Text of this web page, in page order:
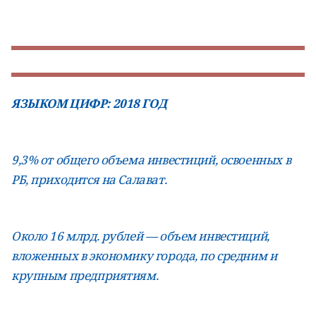
ЯЗЫКОМ ЦИФР: 2018 ГОД
9,3% от общего объема инвестиций, освоенных в
РБ, приходится на Салават.
Около 16 млрд. рублей — объем инвестиций,
вложенных в экономику города, по средним и
крупным предприятиям.